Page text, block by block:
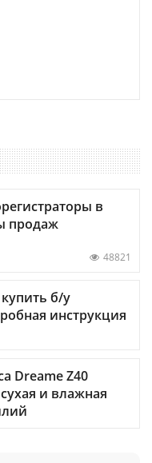
в
продаж
48821
б/у
инструкция
Dreame Z40
и влажная